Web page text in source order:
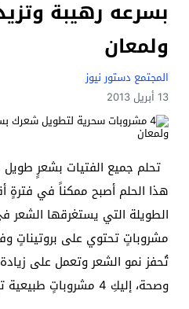
بسرعه رهيبة
ولمعان
المجتمع دستور نيوز
13 أبريل 2013
تحلم جميع الفتيات بشعرٍ طويل
هذا الحلم أصبح ممكناً في فترةٍ
الطويلة التي يستغرقها الشعر
مشروباتٍ تحتوي على بروتيناتٍ
تُحفز نمو الشعر وتعمل على
وصحة، إليكِ 4 مشروباتٍ طبيعية تزيد شعرك طولاً …